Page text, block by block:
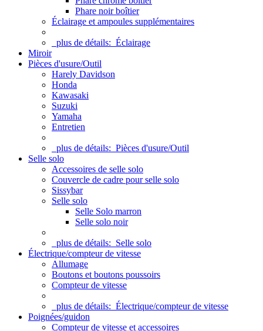
Phare noir boîtier
Éclairage et ampoules supplémentaires
plus de détails: Éclairage
Miroir
Pièces d'usure/Outil
Harely Davidson
Honda
Kawasaki
Suzuki
Yamaha
Entretien
plus de détails: Pièces d'usure/Outil
Selle solo
Accessoires de selle solo
Couvercle de cadre pour selle solo
Sissybar
Selle solo
Selle Solo marron
Selle solo noir
plus de détails: Selle solo
Électrique/compteur de vitesse
Allumage
Boutons et boutons poussoirs
Compteur de vitesse
plus de détails: Électrique/compteur de vitesse
Poignées/guidon
Compteur de vitesse et accessoires